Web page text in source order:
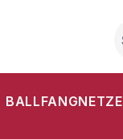
BALLFANGNETZE